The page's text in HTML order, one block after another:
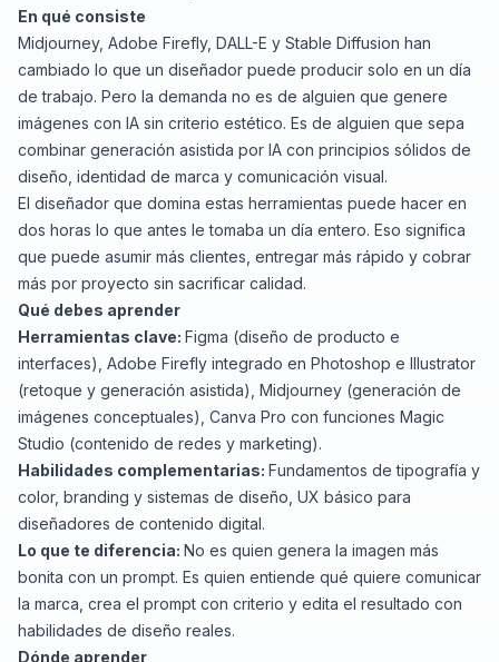
En qué consiste
Midjourney, Adobe Firefly, DALL-E y Stable Diffusion han
cambiado lo que un diseñador puede producir solo en un día
de trabajo. Pero la demanda no es de alguien que genere
imágenes con IA sin criterio estético. Es de alguien que sepa
combinar generación asistida por IA con principios sólidos de
diseño, identidad de marca y comunicación visual.
El diseñador que domina estas herramientas puede hacer en
dos horas lo que antes le tomaba un día entero. Eso significa
que puede asumir más clientes, entregar más rápido y cobrar
más por proyecto sin sacrificar calidad.
Qué debes aprender
Herramientas clave: Figma (diseño de producto e
interfaces), Adobe Firefly integrado en Photoshop e Illustrator
(retoque y generación asistida), Midjourney (generación de
imágenes conceptuales), Canva Pro con funciones Magic
Studio (contenido de redes y marketing).
Habilidades complementarias: Fundamentos de tipografía y
color, branding y sistemas de diseño, UX básico para
diseñadores de contenido digital.
Lo que te diferencia: No es quien genera la imagen más
bonita con un prompt. Es quien entiende qué quiere comunicar
la marca, crea el prompt con criterio y edita el resultado con
habilidades de diseño reales.
Dónde aprender